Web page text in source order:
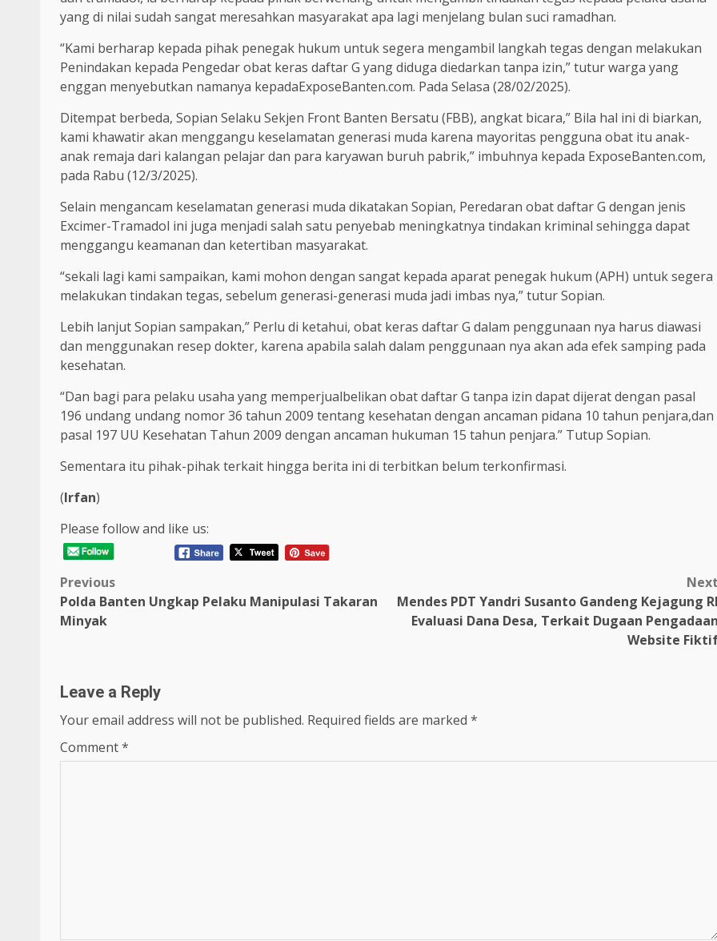
yang di nilai sudah sangat meresahkan masyarakat apa lagi menjelang bulan suci ramadhan.
“Kami berharap kepada pihak penegak hukum untuk segera mengambil langkah tegas dengan melakukan
Penindakan kepada Pengedar obat keras daftar G yang diduga diedarkan tanpa izin,” tutur warga yang
enggan menyebutkan namanya kepadaExposeBanten.com. Pada Selasa (28/02/2025).
Ditempat berbeda, Sopian Selaku Sekjen Front Banten Bersatu (FBB), angkat bicara,” Bila hal ini di biarkan,
kami khawatir akan menggangu keselamatan generasi muda karena mayoritas pengguna obat itu anak-
anak remaja dari kalangan pelajar dan para karyawan buruh pabrik,” imbuhnya kepada ExposeBanten.com,
pada Rabu (12/3/2025).
Selain mengancam keselamatan generasi muda dikatakan Sopian, Peredaran obat daftar G dengan jenis
Excimer-Tramadol ini juga menjadi salah satu penyebab meningkatnya tindakan kriminal sehingga dapat
menggangu keamanan dan ketertiban masyarakat.
“sekali lagi kami sampaikan, kami mohon dengan sangat kepada aparat penegak hukum (APH) untuk segera
melakukan tindakan tegas, sebelum generasi-generasi muda jadi imbas nya,” tutur Sopian.
Lebih lanjut Sopian sampakan,” Perlu di ketahui, obat keras daftar G dalam penggunaan nya harus diawasi
dan menggunakan resep dokter, karena apabila salah dalam penggunaan nya akan ada efek samping pada
kesehatan.
“Dan bagi para pelaku usaha yang memperjualbelikan obat daftar G tanpa izin dapat dijerat dengan pasal
196 undang undang nomor 36 tahun 2009 tentang kesehatan dengan ancaman pidana 10 tahun penjara,dan
pasal 197 UU Kesehatan Tahun 2009 dengan ancaman hukuman 15 tahun penjara.” Tutup Sopian.
Sementara itu pihak-pihak terkait hingga berita ini di terbitkan belum terkonfirmasi.
(Irfan)
Please follow and like us:
Post
navigation
Previous
Polda Banten Ungkap Pelaku Manipulasi Takaran
Minyak
Mendes PDT Yandri Susanto Gandeng Kejagung
Evaluasi Dana Desa, Terkait Dugaan
Website
Leave a Reply
Your email address will not be published. Required fields are marked *
Comment*